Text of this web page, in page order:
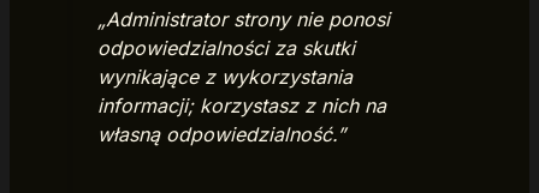
„Administrator strony nie ponosi
odpowiedzialności za skutki
wynikające z wykorzystania
informacji; korzystasz z nich na
własną odpowiedzialność.”